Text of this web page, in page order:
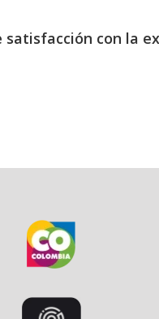
satisfacción con la